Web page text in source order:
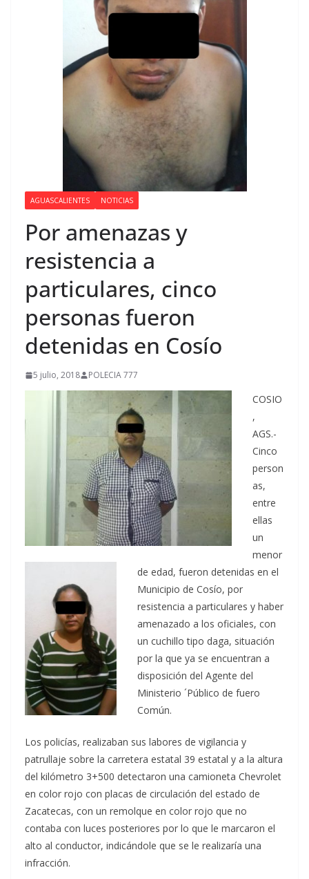
AGUASCALIENTES NOTICIAS
Por amenazas y
resistencia a
particulares, cinco
personas fueron
detenidas en Cosío
5 julio, 2018 POLECIA 777
COSIO
,
AGS.-
Cinco
person
as,
entre
ellas
un
menor
de edad, fueron detenidas en el
Municipio de Cosío, por
resistencia a particulares y haber
amenazado a los oficiales, con
un cuchillo tipo daga, situación
por la que ya se encuentran a
disposición del Agente del
Ministerio ´Público de fuero
Común.
Los policías, realizaban sus labores de vigilancia y
patrullaje sobre la carretera estatal 39 estatal y a la altura
del kilómetro 3+500 detectaron una camioneta Chevrolet
en color rojo con placas de circulación del estado de
Zacatecas, con un remolque en color rojo que no
contaba con luces posteriores por lo que le marcaron el
alto al conductor, indicándole que se le realizaría una
infracción.